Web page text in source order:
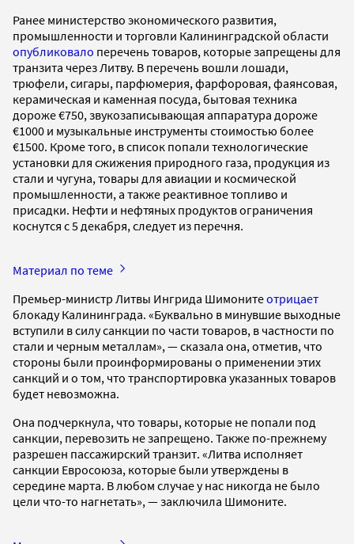
Ранее министерство экономического развития,
промышленности и торговли Калининградской области
опубликовало перечень товаров, которые запрещены для
транзита через Литву. В перечень вошли лошади,
трюфели, сигары, парфюмерия, фарфоровая, фаянсовая,
керамическая и каменная посуда, бытовая техника
дороже €750, звукозаписывающая аппаратура дороже
€1000 и музыкальные инструменты стоимостью более
€1500. Кроме того, в список попали технологические
установки для сжижения природного газа, продукция из
стали и чугуна, товары для авиации и космической
промышленности, а также реактивное топливо и
присадки. Нефти и нефтяных продуктов ограничения
коснутся с 5 декабря, следует из перечня.
Материал по теме
Премьер-министр Литвы Ингрида Шимонитеотрицает
блокаду Калининграда. «Буквально в минувшие выходные
вступили в силу санкции по части товаров, в частности по
стали и черным металлам», — сказала она, отметив, что
стороны были проинформированы о применении этих
санкций и о том, что транспортировка указанных товаров
будет невозможна.
Она подчеркнула, что товары, которые не попали под
санкции, перевозить не запрещено. Также по-прежнему
разрешен пассажирский транзит. «Литва исполняет
санкции Евросоюза, которые были утверждены в
середине марта. В любом случае у нас никогда не было
цели что-то нагнетать», — заключила Шимоните.